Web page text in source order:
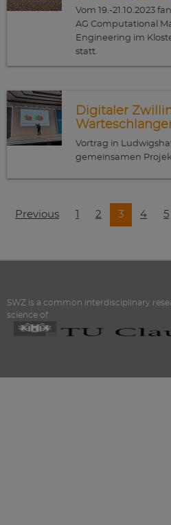
Sciences /
Vom 19.-21.10.2023
AG Computational
Engineering im
statt.
Digitaler
Vortrag in
gemeinsamen
Previous 2 3 4 5
SWZ is a common interdisciplinary
science of